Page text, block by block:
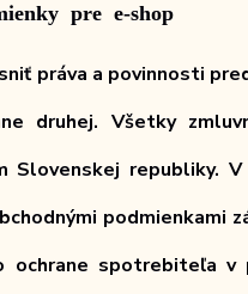
pre e-shop
práva a povinnosti
druhej. Všetky
Slovenskej republiky.
podmienkami
ochrane spotrebiteľa